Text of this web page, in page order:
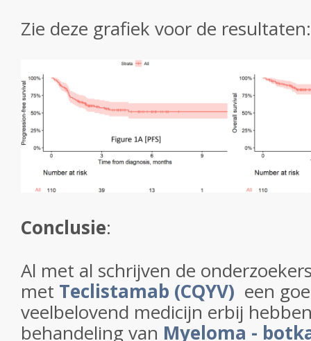
Zie deze grafiek voor de resultaten:
Conclusie:
Al met al schrijven de
met Teclistamab (CQYV) een
veelbelovend medicijn erbij
behandeling van Myeloma -